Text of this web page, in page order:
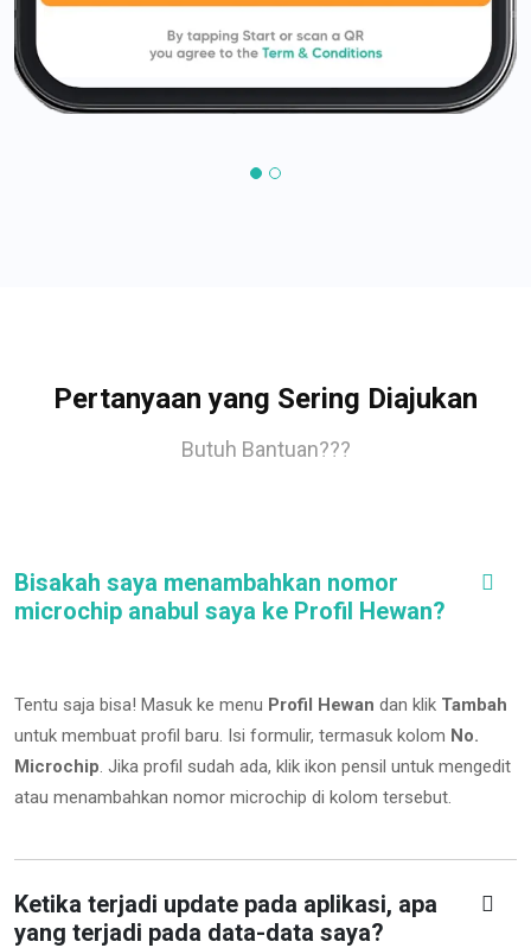
Pertanyaan yang Sering Diajukan
Butuh Bantuan???
Bisakah saya menambahkan nomor
microchip anabul saya ke Profil Hewan?
Tentu saja bisa! Masuk ke menu Profil Hewan dan klik Tambah
untuk membuat profil baru. Isi formulir, termasuk kolom No.
Microchip. Jika profil sudah ada, klik ikon pensil untuk mengedit
atau menambahkan nomor microchip di kolom tersebut.
Ketika terjadi update pada aplikasi, apa
yang terjadi pada data-data saya?